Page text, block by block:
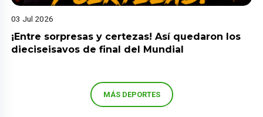
03 Jul 2026
¡Entre sorpresas y certezas! Así quedaron los
dieciseisavos de final del Mundial
MÁS DEPORTES